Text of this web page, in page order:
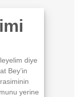
diye
Bey’in
yerine